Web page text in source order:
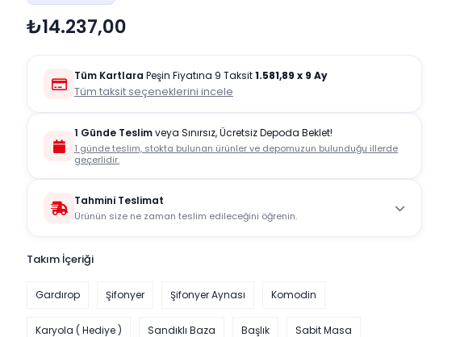
₺14.237,00
Tüm Kartlara Peşin Fiyatına 9 Taksit1.581,89 x 9 Ay
Tüm taksit seçeneklerini incele
1 Günde Teslimveya Sınırsız, Ücretsiz Depoda Beklet!
1 günde teslim, stokta bulunan ürünler ve depomuzun bulunduğu illerde
geçerlidir.
Tahmini Teslimat
Ürünün size ne zaman teslim edileceğini öğrenin.
Takım İçeriği
Gardırop Şifonyer Şifonyer Aynası Komodin
Karyola ( Hediye ) Sandıklı Baza Başlık Sabit Masa